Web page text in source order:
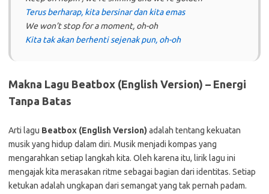
Terus berharap, kita bersinar dan kita emas
We won’t stop for a moment, oh-oh
Kita tak akan berhenti sejenak pun, oh-oh
Makna Lagu Beatbox (English Version) – Energi
Tanpa Batas
Arti lagu Beatbox (English Version) adalah tentang kekuatan
musik yang hidup dalam diri. Musik menjadi kompas yang
mengarahkan setiap langkah kita. Oleh karena itu, lirik lagu ini
mengajak kita merasakan ritme sebagai bagian dari identitas. Setiap
ketukan adalah ungkapan dari semangat yang tak pernah padam.